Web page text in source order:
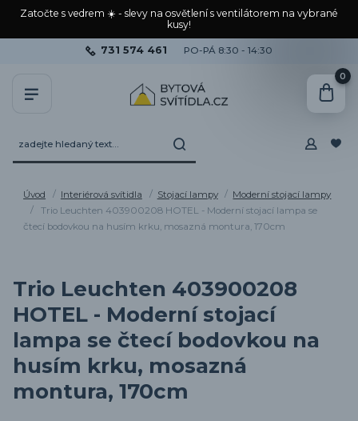
Zatočte s vedrem ☀️ - slevy na osvětlení s ventilátorem na vybrané
kusy!
731 574 461 PO-PÁ 8:30 - 14:30
0
Úvod Interiérová svítidla Stojací lampy
Moderní stojací lampy
Trio Leuchten 403900208 HOTEL - Moderní stojací lampa se
čtecí bodovkou na husím krku, mosazná montura, 170cm
Trio Leuchten 403900208
HOTEL - Moderní stojací
lampa se čtecí bodovkou na
husím krku, mosazná
montura, 170cm